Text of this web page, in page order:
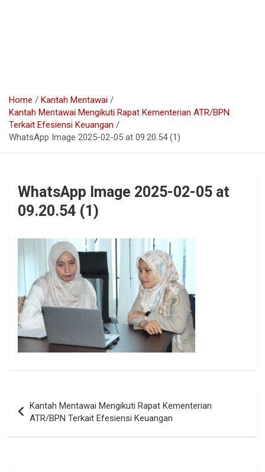
Home
Kantah Mentawai
Kantah Mentawai Mengikuti Rapat Kementerian ATR/BPN
Terkait Efesiensi Keuangan
WhatsApp Image 2025-02-05 at 09.20.54 (1)
WhatsApp Image 2025-02-05 at
09.20.54 (1)
pos
Kantah Mentawai Mengikuti Rapat Kementerian
ATR/BPN Terkait Efesiensi Keuangan